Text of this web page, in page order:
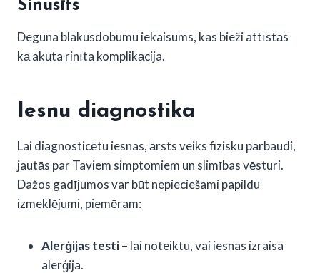
Sinusīts
Deguna blakusdobumu iekaisums, kas bieži attīstās
kā akūta rinīta komplikācija.
Iesnu diagnostika
Lai diagnosticētu iesnas, ārsts veiks fizisku pārbaudi,
jautās par Taviem simptomiem un slimības vēsturi.
Dažos gadījumos var būt nepieciešami papildu
izmeklējumi, piemēram:
Alerģijas testi– lai noteiktu, vai iesnas izraisa
alerģija.